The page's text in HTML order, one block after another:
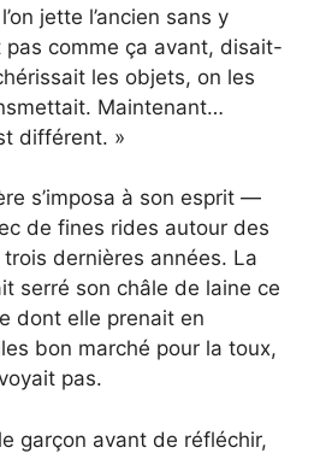
jette l’ancien sans y
pas comme ça avant, disait-
les objets, on les
Maintenant…
différent. »
s’imposa à son esprit —
de fines rides autour des
dernières années. La
serré son châle de laine ce
dont elle prenait en
bon marché pour la toux,
pas.
garçon avant de réfléchir,